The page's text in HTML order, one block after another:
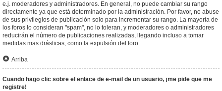
e.j. moderadores y administradores. En general, no puede cambiar su rango
directamente ya que está determinado por la administración. Por favor, no abuse
de sus privilegios de publicación solo para incrementar su rango. La mayoría de
los foros lo consideran "spam", no lo toleran, y moderadores o administradores
reducirán el número de publicaciones realizadas, llegando incluso a tomar
medidas mas drásticas, como la expulsión del foro.
Arriba
Cuando hago clic sobre el enlace de e-mail de un usuario, ¡me pide que me
registre!